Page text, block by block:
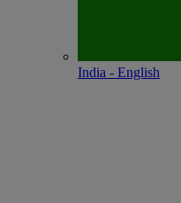
India - English